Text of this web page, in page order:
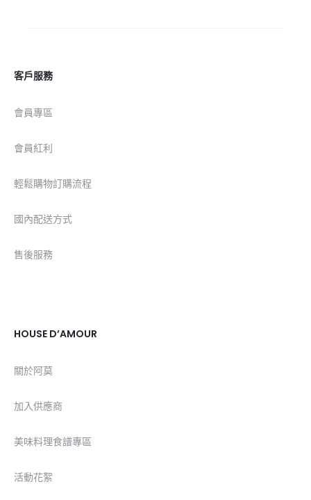
客戶服務
會員專區
會員紅利
輕鬆購物訂購流程
國內配送方式
售後服務
HOUSE D’AMOUR
關於阿莫
加入供應商
美味料理食譜專區
活動花絮